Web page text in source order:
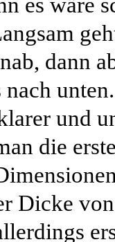
dann
und
die
Dicke